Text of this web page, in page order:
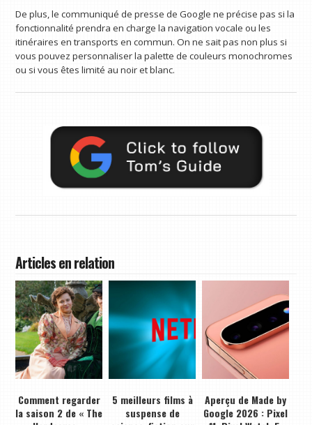
De plus, le communiqué de presse de Google ne précise pas si la
fonctionnalité prendra en charge la navigation vocale ou les
itinéraires en transports en commun. On ne sait pas non plus si
vous pouvez personnaliser la palette de couleurs monochromes
ou si vous êtes limité au noir et blanc.
Articles en relation
Comment regarder
la saison 2 de « The
5 meilleurs films à
suspense de
Aperçu de Made by
Google 2026 : Pixel